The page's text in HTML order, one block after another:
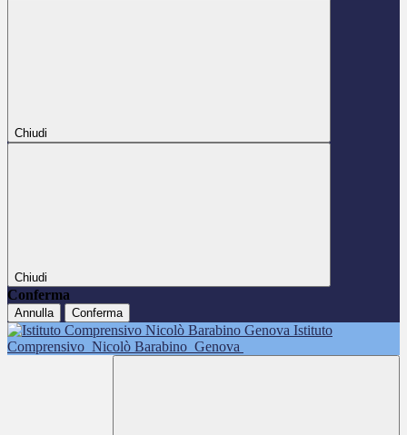
Chiudi
Chiudi
Conferma
Annulla Conferma
Istituto
Comprensivo Nicolò Barabino Genova